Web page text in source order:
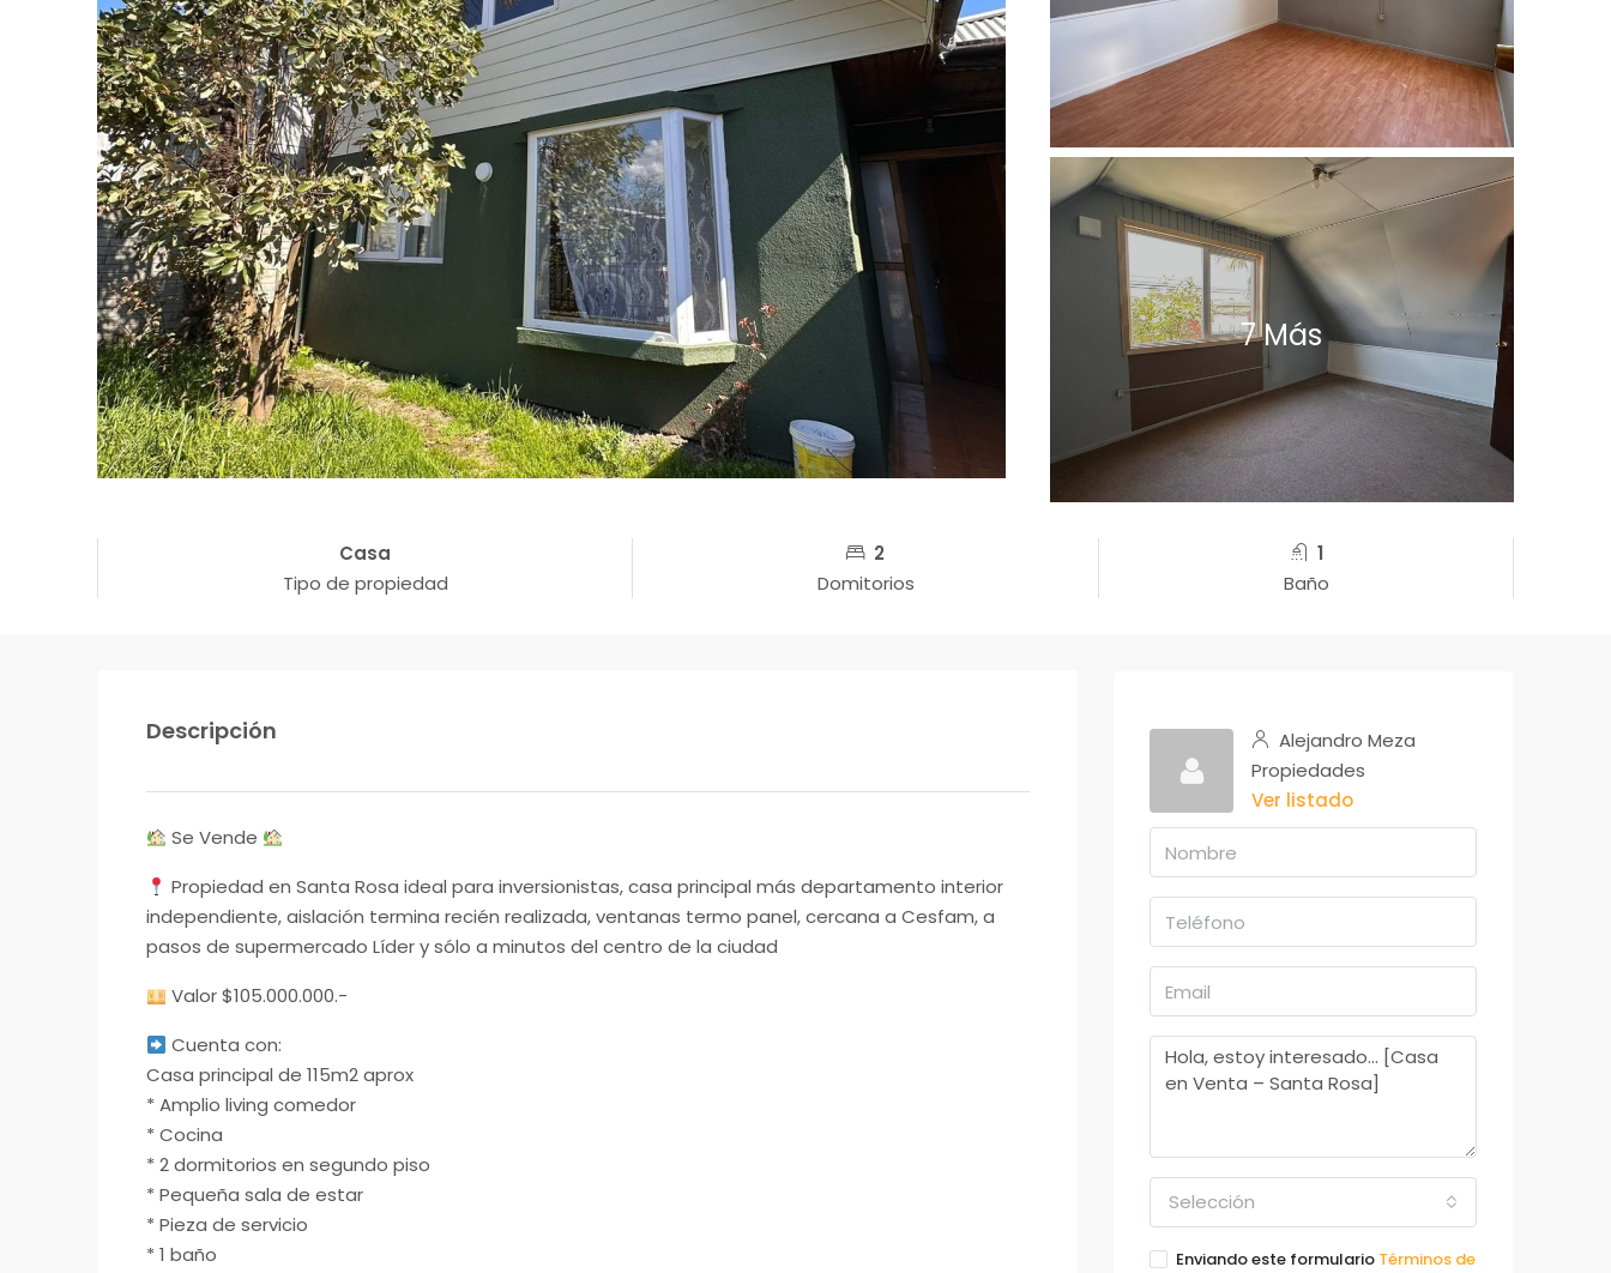
7 Más
Casa
Tipo de propiedad
2
Domitorios
1
Baño
Descripción
Se Vende
Propiedad en Santa Rosa ideal para inversionistas, casa principal más departamento interior
independiente, aislación termina recién realizada, ventanas termo panel, cercana a Cesfam, a
pasos de supermercado Líder y sólo a minutos del centro de la ciudad
Valor $105.000.000.-
Cuenta con:
Casa principal de 115m2 aprox
* Amplio living comedor
* ⁠Cocina
* ⁠2 dormitorios en segundo piso
* ⁠Pequeña sala de estar
* ⁠Pieza de servicio
* ⁠1 baño
Alejandro Meza
Propiedades
Ver listado
Selección
Enviando este formulario Términos de